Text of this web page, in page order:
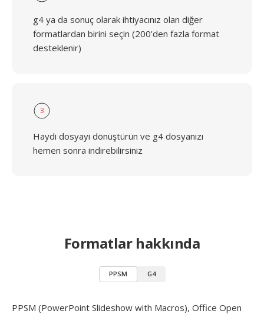
g4 ya da sonuç olarak ihtiyacınız olan diğer
formatlardan birini seçin (200'den fazla format
desteklenir)
3
Haydi dosyayı dönüştürün ve g4 dosyanızı
hemen sonra indirebilirsiniz
Formatlar hakkında
PPSM G4
PPSM (PowerPoint Slideshow with Macros), Office Open